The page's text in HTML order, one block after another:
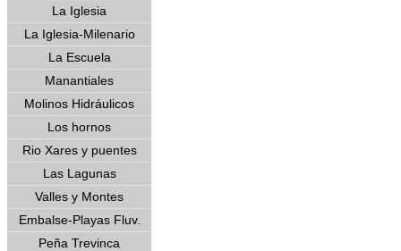
La Iglesia
La Iglesia-Milenario
La Escuela
Manantiales
Molinos Hidráulicos
Los hornos
Rio Xares y puentes
Las Lagunas
Valles y Montes
Embalse-Playas Fluv.
Peña Trevinca